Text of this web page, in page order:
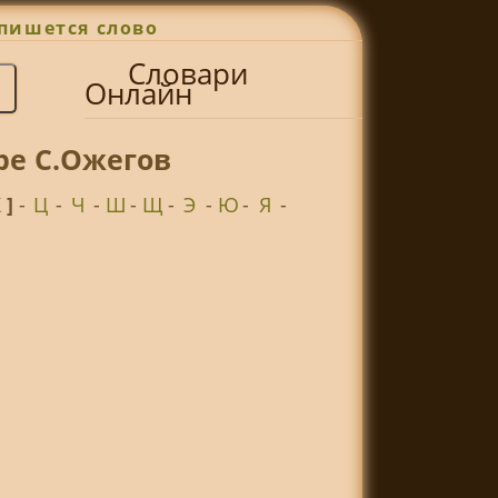
слово
Словари
Онлайн
С.Ожегов
] - Ц - Ч - Ш - Щ - Э - Ю- Я -